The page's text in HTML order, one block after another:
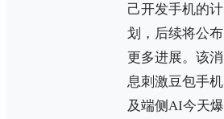
己开发手机的计
划，后续将公布
更多进展。该消
息刺激豆包手机
及端侧AI今天爆